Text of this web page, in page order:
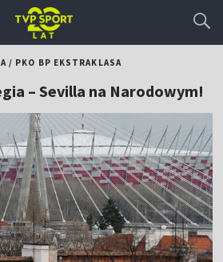
/ PKO BP EKSTRAKLASA
– Sevilla na Narodowym!